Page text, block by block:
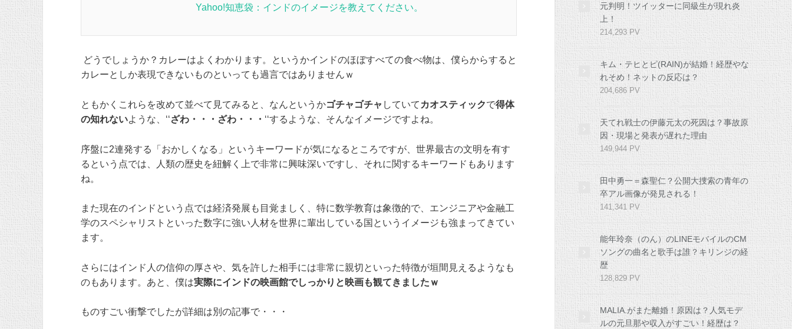
Yahoo!知恵袋：インドのイメージを教えてください。
どうでしょうか？カレーはよくわかります。というかインドのほぼすべての食べ物は、僕らからすると
カレーとしか表現できないものといっても過言ではありませんｗ
ともかくこれらを改めて並べて見てみると、なんというかゴチャゴチャ していて カオスティックで得体
の知れないような、‘‘ざわ・・・ざわ・・・ ‘‘するような、そんなイメージですよね。
序盤に2連発する「おかしくなる」というキーワードが気になるところですが、世界最古の文明を有す
るという点では、人類の歴史を紐解く上で非常に興味深いですし、それに関するキーワードもあります
ね。
また現在のインドという点では経済発展も目覚ましく、特に数学教育は象徴的で、エンジニアや金融工
学のスペシャリストといった数字に強い人材を世界に輩出している国というイメージも強まってきてい
ます。
さらにはインド人の信仰の厚さや、気を許した相手には非常に親切といった特徴が垣間見えるようなも
のもあります。あと、僕は実際にインドの映画館でしっかりと映画も観てきましたｗ
ものすごい衝撃でしたが詳細は別の記事で・・・
元判明！ツイッターに同級生が現れ炎
上！
214,293 PV
キム・テヒとピ(RAIN)が結婚！経歴やな
れそめ！ネットの反応は？
204,686 PV
天てれ戦士の伊藤元太の死因は？事故原
因・現場と発表が遅れた理由
149,944 PV
田中勇一＝森聖仁？公開大捜索の青年の
卒アル画像が発見される！
141,341 PV
能年玲奈（のん）のLINEモバイルのCM
ソングの曲名と歌手は誰？キリンジの経
歴
128,829 PV
MALIA.がまた離婚！原因は？人気モデ
ルの元旦那や収入がすごい！経歴は？